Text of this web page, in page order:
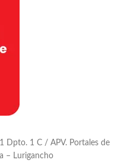
Dpto. 1 C / APV. Portales de
– Lurigancho